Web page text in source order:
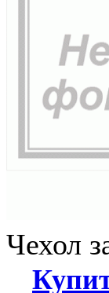
Чехол